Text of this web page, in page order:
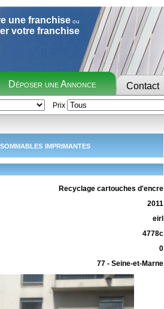
une franchiseou
votre franchise
Déposer une Annonce Contact
Prix
imprimantes
Recyclage cartouches d'encre
2011
eirl
4778c
0
77 - Seine-et-Marne